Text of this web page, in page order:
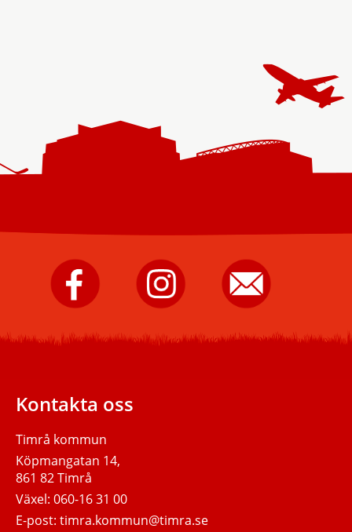
Timrå
kommun
Facebook.
Timrå
kommun
på
Instagram.
Skicka
e-
post
till
kommun.
Kontakta oss
Timrå kommun
Köpmangatan 14,
861 82 Timrå
Växel:060-16 31 00
E-post:timra.kommun@timra.se